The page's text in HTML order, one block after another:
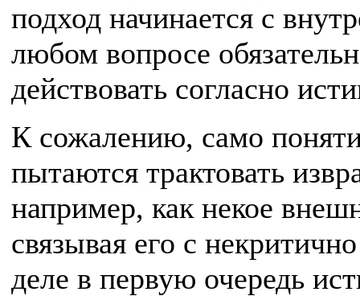
подход начинается с
любом вопросе
действовать согласно
К сожалению, само
пытаются трактовать
например, как некое
связывая его с
деле в первую очередь